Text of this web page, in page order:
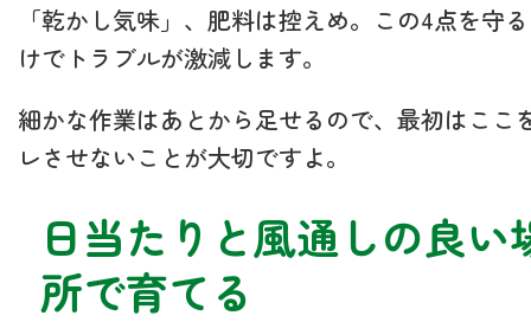
「乾かし気味」、肥料は控えめ。この4点を守
けでトラブルが激減します。
細かな作業はあとから足せるので、最初はここ
レさせないことが大切ですよ。
日当たりと風通しの良い
所で育てる